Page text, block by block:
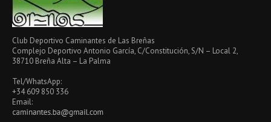
Club Deportivo Caminantes de Las Breñas
Complejo Deportivo Antonio García, C/Constitución, S/N – Local 2,
38710 Breña Alta – La Palma
Tel/WhatsApp:
+34 609 850 336
Email: